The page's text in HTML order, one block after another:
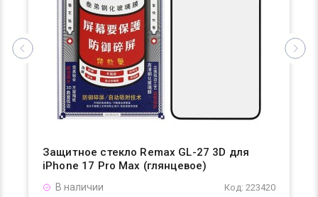
Защитное стекло Remax GL-27 3D для
iPhone 17 Pro Max (глянцевое)
Код: 223420
В наличии